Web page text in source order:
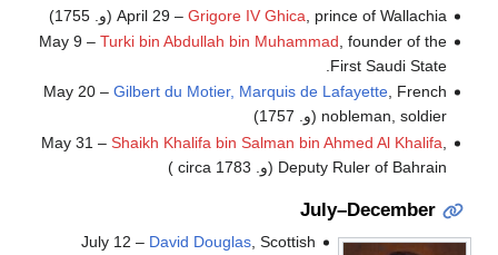
April 29 – Grigore IV Ghica , prince of Wallachia (و. 1755)
May 9 – Turki bin Abdullah bin Muhammad , founder of the
First Saudi State.
May 20 – Gilbert du Motier, Marquis de Lafayette, French
nobleman, soldier (و. 1757)
May 31 – Shaikh Khalifa bin Salman bin Ahmed Al Khalifa
Deputy Ruler of Bahrain (و. circa 1783 )
July–December
July 12 – David Douglas, Scottish